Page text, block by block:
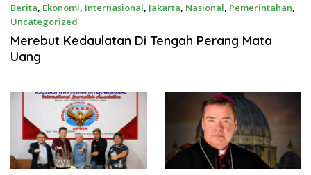
Berita, Ekonomi, Internasional, Jakarta, Nasional, Pemerintahan,
Uncategorized
Juli 22, 2026
Merebut Kedaulatan Di Tengah Perang Mata
Uang